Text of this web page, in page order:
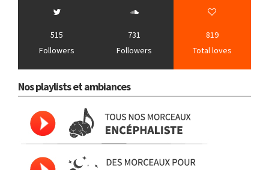
515
Followers
731
Followers
819
Total loves
Nos playlists et ambiances